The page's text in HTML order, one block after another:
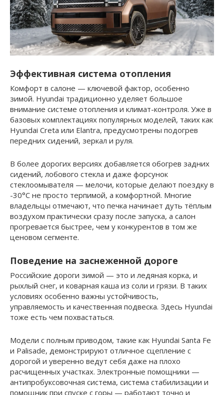
Эффективная система отопления
Комфорт в салоне — ключевой фактор, особенно
зимой. Hyundai традиционно уделяет большое
внимание системе отопления и климат-контроля. Уже в
базовых комплектациях популярных моделей, таких как
Hyundai Creta или Elantra, предусмотрены подогрев
передних сидений, зеркал и руля.
В более дорогих версиях добавляется обогрев задних
сидений, лобового стекла и даже форсунок
стеклоомывателя — мелочи, которые делают поездку в
-30°C не просто терпимой, а комфортной. Многие
владельцы отмечают, что печка начинает дуть тёплым
воздухом практически сразу после запуска, а салон
прогревается быстрее, чем у конкурентов в том же
ценовом сегменте.
Поведение на заснеженной дороге
Российские дороги зимой — это и ледяная корка, и
рыхлый снег, и коварная каша из соли и грязи. В таких
условиях особенно важны устойчивость,
управляемость и качественная подвеска. Здесь Hyundai
тоже есть чем похвастаться.
Модели с полным приводом, такие как Hyundai Santa Fe
и Palisade, демонстрируют отличное сцепление с
дорогой и уверенно ведут себя даже на плохо
расчищенных участках. Электронные помощники —
антипробуксовочная система, система стабилизации и
помощник при спуске с горы — работают точно и